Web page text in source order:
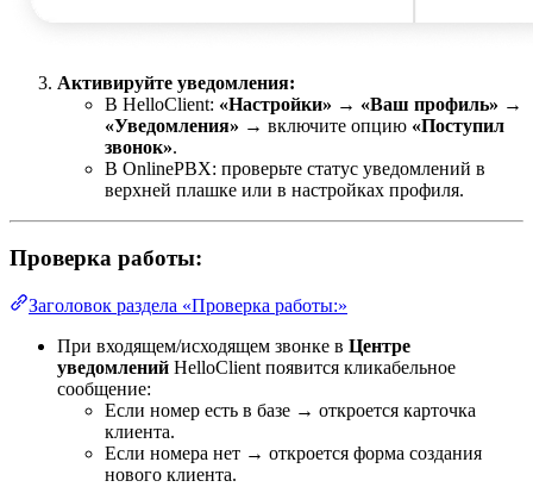
Активируйте уведомления:
В HelloClient: «Настройки» → «Ваш профиль» →
«Уведомления» → включите опцию «Поступил
звонок».
В OnlinePBX: проверьте статус уведомлений в
верхней плашке или в настройках профиля.
Проверка работы:
Заголовок раздела «Проверка работы:»
При входящем/исходящем звонке в Центре
уведомлений HelloClient появится кликабельное
сообщение:
Если номер есть в базе → откроется карточка
клиента.
Если номера нет → откроется форма создания
нового клиента.